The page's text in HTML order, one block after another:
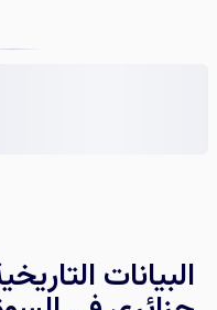
البيانات